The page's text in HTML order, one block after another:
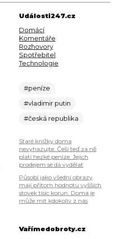
Události247.cz
Domácí
Komentáře
Rozhovory
Spotřebitel
Technologie
#peníze
#vladimir putin
#česká republika
Staré knížky doma
nevyhazujte. Češi teď za ně
platí hezké peníze. Jejich
prodejem se dá vydělat
Působí jako všední obrazy,
mají přitom hodnotu vyšších
stovek tisíc korun. Doma je
může mít kdokoliv z nás
Vařímedobroty.cz